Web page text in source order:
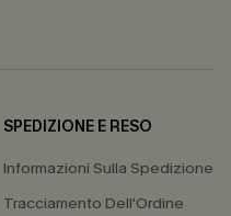
SPEDIZIONE E RESO
Informazioni Sulla Spedizione
Tracciamento Dell'Ordine